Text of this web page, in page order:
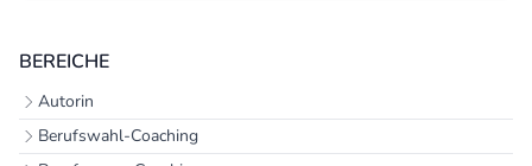
BEREICHE
Autorin
Berufswahl-Coaching